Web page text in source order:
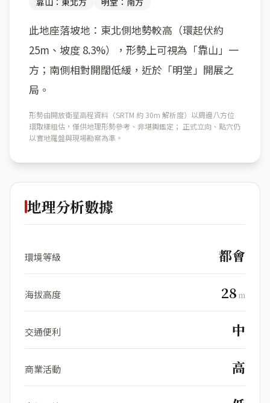
此地座落坡地：東北側地勢較高（環起伏約
25m、坡度 8.3%），形勢上可視為「靠山」一
方；南側相對開闊低緩，近於「明堂」開展之
局。
形勢由開放衛星高程資料（SRTM 約 30m 解析度）以周邊八方位
環取樣粗估，僅供地理形勢參考、非堪輿鑑定； 正式立向、點穴仍
以實地羅盤與現場勘察為準。
地理分析數據
環境等級 都會
海拔高度 28 m
交通便利 中
商業活動 高